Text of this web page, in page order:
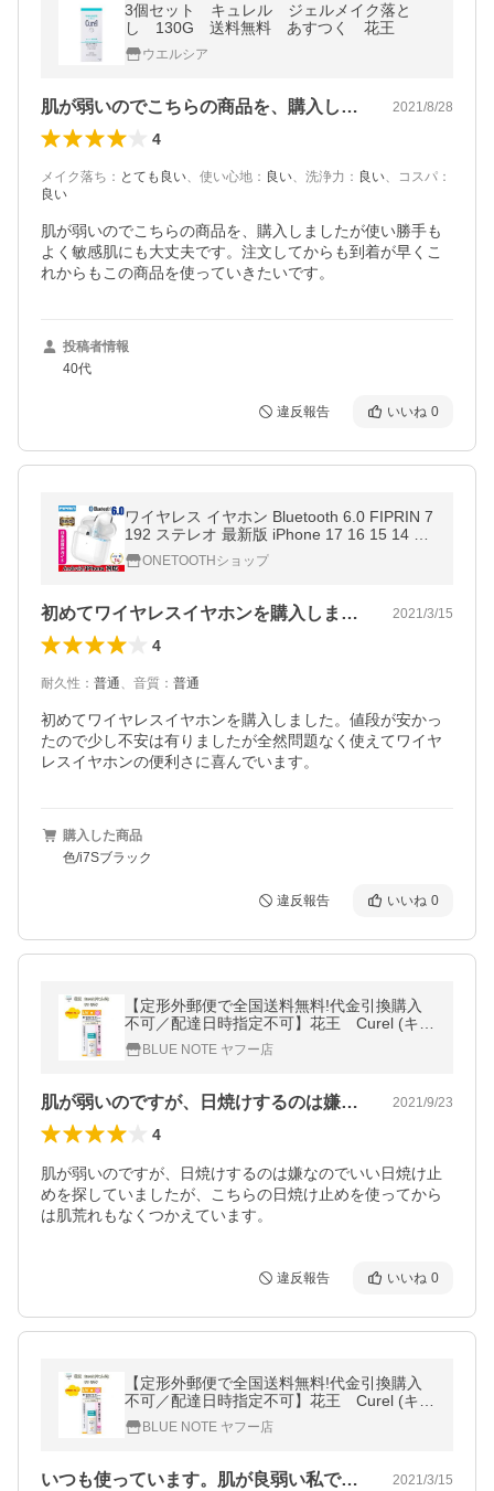
3個セット キュレル ジェルメイク落と
し 130G 送料無料 あすつく 花王
ウエルシア
肌が弱いのでこちらの商品を、購入しまし… 2021/8/28
4
メイク落ち ： とても良い、 使い心地 ： 良い、 洗浄力 ： 良い、 コスパ ：
良い
肌が弱いのでこちらの商品を、購入しましたが使い勝手も
よく敏感肌にも大丈夫です。注文してからも到着が早くこ
れからもこの商品を使っていきたいです。
投稿者情報
40代
違反報告 いいね 0
ワイヤレス イヤホン Bluetooth 6.0 FIPRIN 7
192 ステレオ 最新版 iPhone 17 16 15 14 13
8 x Plus 12 Android ヘッドホン オープン記
念ONETOOTHショップ
初めてワイヤレスイヤホンを購入しました… 2021/3/15
4
耐久性 ： 普通、 音質 ： 普通
初めてワイヤレスイヤホンを購入しました。値段が安かっ
たので少し不安は有りましたが全然問題なく使えてワイヤ
レスイヤホンの便利さに喜んでいます。
購入した商品
色/i7Sブラック
違反報告 いいね 0
【定形外郵便で全国送料無料!代金引換購入
不可／配達日時指定不可】花王 Curel (キュ
レル) UVミルク SPF30・PA++ 30ml×3個セ
ット 【医薬部外品】
BLUE NOTE ヤフー店
肌が弱いのですが、日焼けするのは嫌なの… 2021/9/23
4
肌が弱いのですが、日焼けするのは嫌なのでいい日焼け止
めを探していましたが、こちらの日焼け止めを使ってから
は肌荒れもなくつかえています。
違反報告 いいね 0
【定形外郵便で全国送料無料!代金引換購入
不可／配達日時指定不可】花王 Curel (キュ
レル) UVミルク SPF30・PA++ 30ml×2個セ
ット 【医薬部外品】
BLUE NOTE ヤフー店
いつも使っています。肌が良弱い私でも問… 2021/3/15